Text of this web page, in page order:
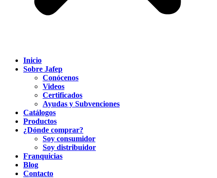
Inicio
Sobre Jafep
Conócenos
Videos
Certificados
Ayudas y Subvenciones
Catálogos
Productos
¿Dónde comprar?
Soy consumidor
Soy distribuidor
Franquicias
Blog
Contacto